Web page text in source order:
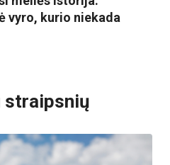
vyro, kurio niekada
straipsnių